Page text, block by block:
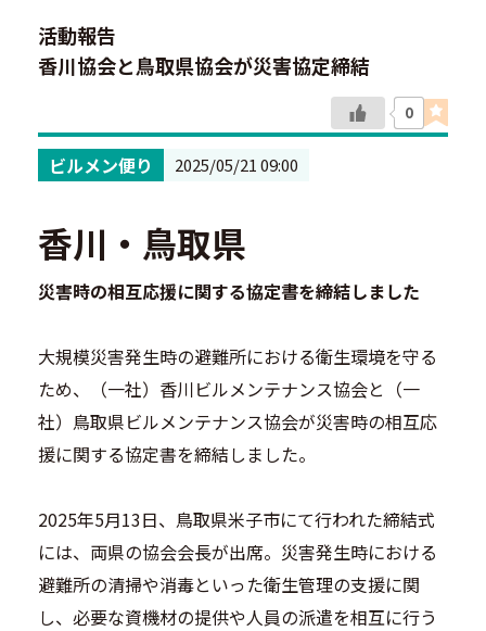
活動報告
香川協会と鳥取県協会が災害協定締結
0
ビルメン便り 2025/05/21 09:00
香川・鳥取県
災害時の相互応援に関する協定書を締結しました
大規模災害発生時の避難所における衛生環境を守る
ため、（一社）香川ビルメンテナンス協会と（一
社）鳥取県ビルメンテナンス協会が災害時の相互応
援に関する協定書を締結しました。
2025年5月13日、鳥取県米子市にて行われた締結式
には、両県の協会会長が出席。災害発生時における
避難所の清掃や消毒といった衛生管理の支援に関
し、必要な資機材の提供や人員の派遣を相互に行う